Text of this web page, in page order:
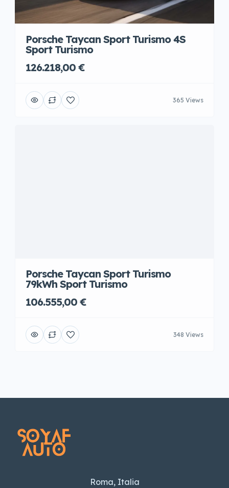
Porsche Taycan Sport Turismo 4S
Sport Turismo
126.218,00 €
365 Views
Porsche Taycan Sport Turismo
79kWh Sport Turismo
106.555,00 €
348 Views
Roma, Italia